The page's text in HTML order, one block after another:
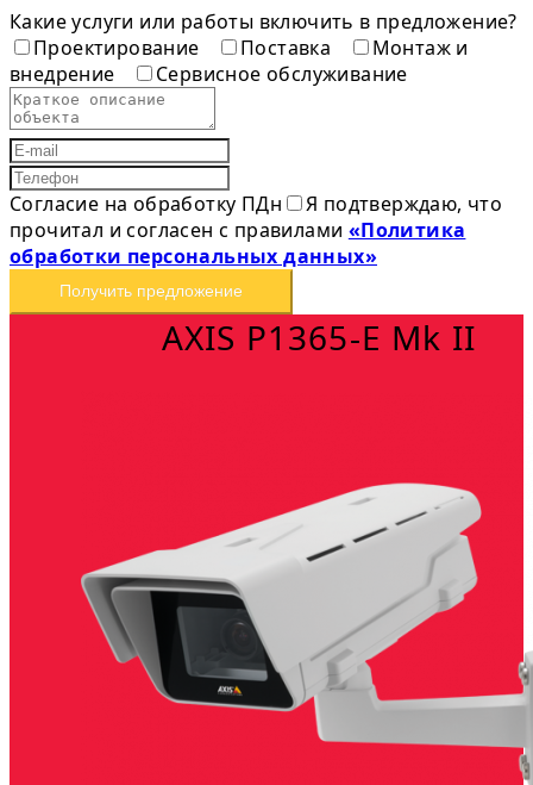
Какие услуги или работы включить в предложение?
Проектирование
Поставка
Монтаж и
внедрение
Сервисное обслуживание
Согласие на обработку ПДн
Я подтверждаю, что
прочитал и согласен с правилами «Политика
обработки персональных данных»
Получить предложение
AXIS P1365-E Mk II